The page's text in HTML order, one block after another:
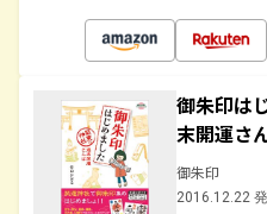
御朱印は
末開運さ
御朱印
2016.12.22